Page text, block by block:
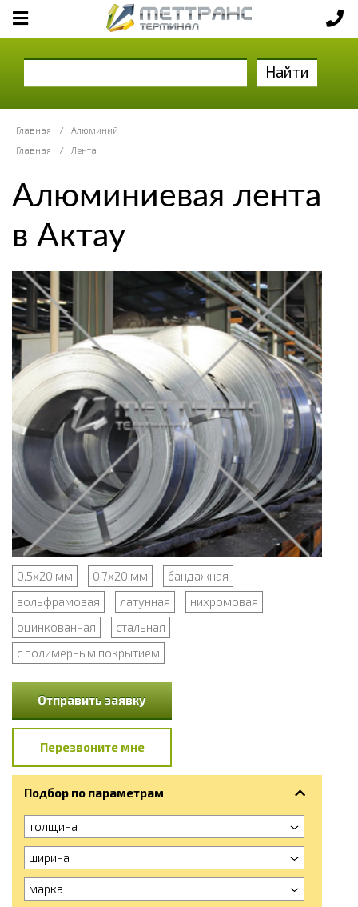
Найти
Главная /
Алюминий
Главная
/ Лента
Алюминиевая лента
в Актау
0.5x20 мм 0.7x20 мм
бандажная
вольфрамовая
латунная
нихромовая
оцинкованная
стальная
с полимерным покрытием
Отправить заявку
Перезвоните мне
Подбор по параметрам
толщина
ширина
марка